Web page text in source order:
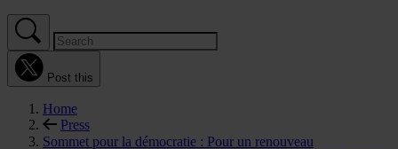
Post this
Home
Press
Sommet pour la démocratie : Pour un renouveau